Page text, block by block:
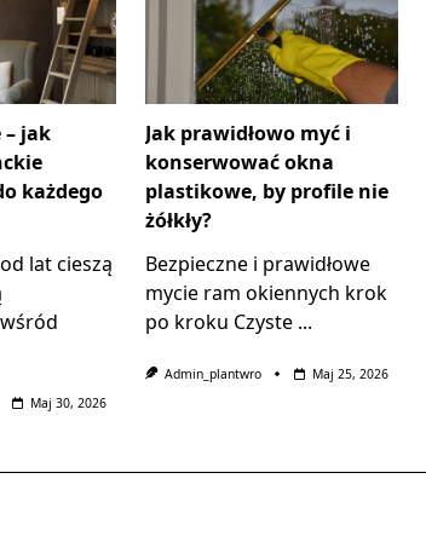
jak
każdego
lat cieszą
Maj 30, 2026
Jak prawidłowo myć i
konserwować okna
plastikowe, by profile nie
żółkły?
Bezpieczne i prawidłowe
mycie ram okiennych krok
po kroku Czyste ...
Admin_plantwro Maj 25, 2026